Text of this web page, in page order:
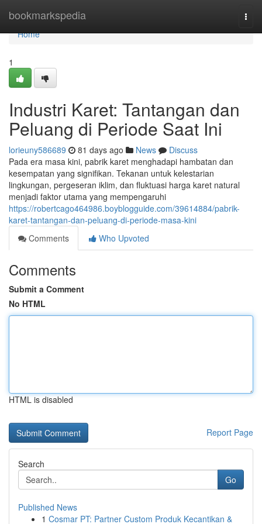
bookmarkspedia
Home
Home
1
Industri Karet: Tantangan dan
Peluang di Periode Saat Ini
lorieuny586689 81 days ago News
Discuss
Pada era masa kini, pabrik karet menghadapi hambatan dan
kesempatan yang signifikan. Tekanan untuk kelestarian
lingkungan, pergeseran iklim, dan fluktuasi harga karet natural
menjadi faktor utama yang mempengaruhi
https://robertcago464986.boyblogguide.com/39614884/pabrik-
karet-tantangan-dan-peluang-di-periode-masa-kini
Comments
Who Upvoted
Comments
Submit a Comment
No HTML
HTML is disabled
Report Page
Search
Go
Published News
1 Cosmar PT: Partner Custom Produk Kecantikan &